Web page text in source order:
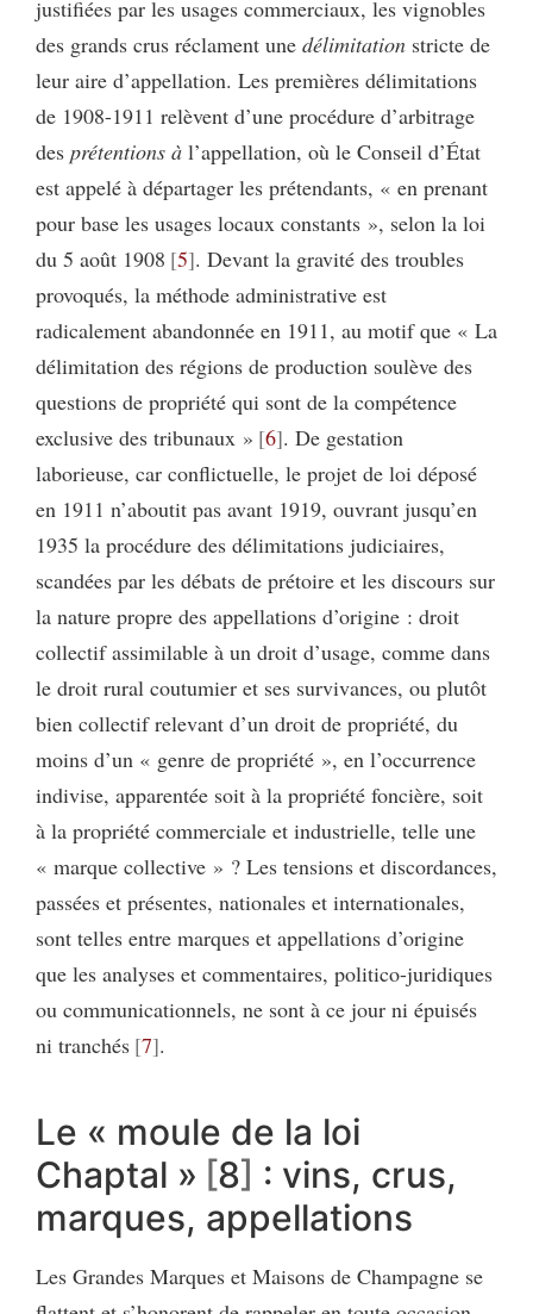
justifiées par les usages commerciaux, les vignobles
des grands crus réclament une délimitation stricte de
leur aire d’appellation. Les premières délimitations
de 1908-1911 relèvent d’une procédure d’arbitrage
des prétentions à l’appellation, où le Conseil d’État
est appelé à départager les prétendants, « en prenant
pour base les usages locaux constants », selon la loi
du 5 août 1908 5 . Devant la gravité des troubles
provoqués, la méthode administrative est
radicalement abandonnée en 1911, au motif que « La
délimitation des régions de production soulève des
questions de propriété qui sont de la compétence
exclusive des tribunaux » 6 . De gestation
laborieuse, car conflictuelle, le projet de loi déposé
en 1911 n’aboutit pas avant 1919, ouvrant jusqu’en
1935 la procédure des délimitations judiciaires,
scandées par les débats de prétoire et les discours sur
la nature propre des appellations d’origine : droit
collectif assimilable à un droit d’usage, comme dans
le droit rural coutumier et ses survivances, ou plutôt
bien collectif relevant d’un droit de propriété, du
moins d’un « genre de propriété », en l’occurrence
indivise, apparentée soit à la propriété foncière, soit
à la propriété commerciale et industrielle, telle une
« marque collective » ? Les tensions et discordances,
passées et présentes, nationales et internationales,
sont telles entre marques et appellations d’origine
que les analyses et commentaires, politico-juridiques
ou communicationnels, ne sont à ce jour ni épuisés
ni tranchés 7 .
Le « moule de la loi
Chaptal » 8
: vins, crus,
marques, appellations
Les Grandes Marques et Maisons de Champagne se